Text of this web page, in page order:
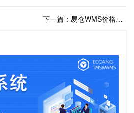
下一篇：易仓WMS价格是多少？易仓WMS一年要多少钱